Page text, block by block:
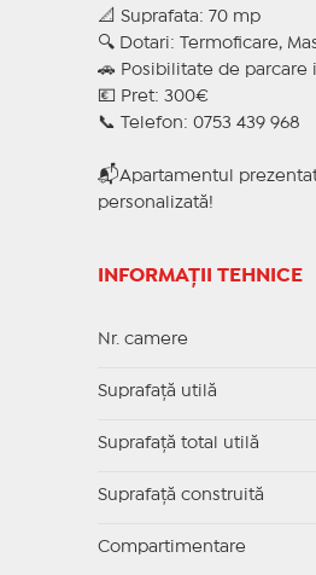
📐 Suprafata: 70 mp
🔍 Dotari: Termoficare,
🚗 Posibilitate de parcare
💶 Pret: 300€
📞 Telefon: 0753 439 968
📬Apartamentul
personalizată!
INFORMAȚII TEHNICE
Nr. camere
Suprafaţă utilă
Suprafaţă total utilă
Suprafaţă construită
Compartimentare